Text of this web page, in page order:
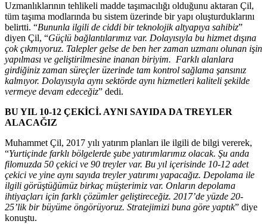
Uzmanlıklarının tehlikeli madde taşımacılığı olduğunu aktaran Çil,
tüm taşıma modlarında bu sistem üzerinde bir yapı oluşturduklarını
belirtti. “Bununla ilgili de ciddi bir teknolojik altyapıya sahibiz”
diyen Çil, “Güçlü bağlantılarımız var. Dolayısıyla bu hizmet dışına
çok çıkmıyoruz. Talepler gelse de ben her zaman uzmanı olunan işin
yapılması ve geliştirilmesine inanan biriyim. Farklı alanlara
girdiğiniz zaman süreçler üzerinde tam kontrol sağlama şansınız
kalmıyor. Dolayısıyla aynı sektörde aynı hizmetleri kaliteli şekilde
vermeye devam edeceğiz” dedi.
BU YIL 10-12 ÇEKİCİ. AYNI SAYIDA DA TREYLER
ALACAĞIZ
Muhammet Çil, 2017 yılı yatırım planları ile ilgili de bilgi vererek,
“Yurtiçinde farklı bölgelerde şube yatırımlarımız olacak. Şu anda
filomuzda 50 çekici ve 90 treyler var. Bu yıl içerisinde 10-12 adet
çekici ve yine aynı sayıda treyler yatırımı yapacağız. Depolama ile
ilgili görüştüğümüz birkaç müşterimiz var. Onların depolama
ihtiyaçları için farklı çözümler geliştireceğiz. 2017’de yüzde 20-
25’lik bir büyüme öngörüyoruz. Stratejimizi buna göre yaptık” diye
konuştu.